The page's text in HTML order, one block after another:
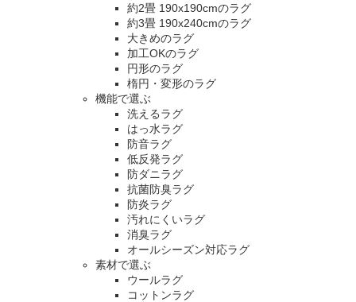
約2畳 190x190cmのラグ
約3畳 190x240cmのラグ
大きめのラグ
加工OKのラグ
円形のラグ
楕円・変形のラグ
機能で選ぶ
洗えるラグ
はっ水ラグ
防音ラグ
低反発ラグ
防ダニラグ
抗菌防臭ラグ
防炎ラグ
汚れにくいラグ
消臭ラグ
オールシーズン対応ラグ
素材で選ぶ
ウールラグ
コットンラグ